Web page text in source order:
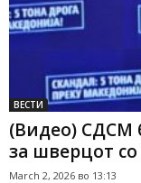
ВЕСТИ
(Видео) СДСМ
за шверцот со
March 2, 2026 во 13:13